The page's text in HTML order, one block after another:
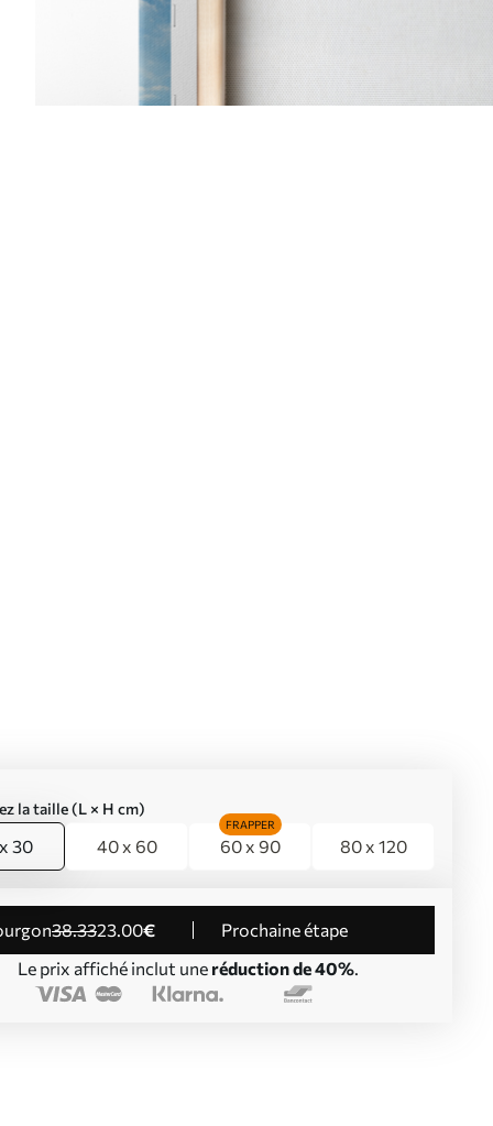
la taille (L × H cm)
30 40 x 60 60 x 90
FRAPPER
80 x 120
38.3323.00€
Prochaine étape
Le prix affiché inclut une réduction de 40%.